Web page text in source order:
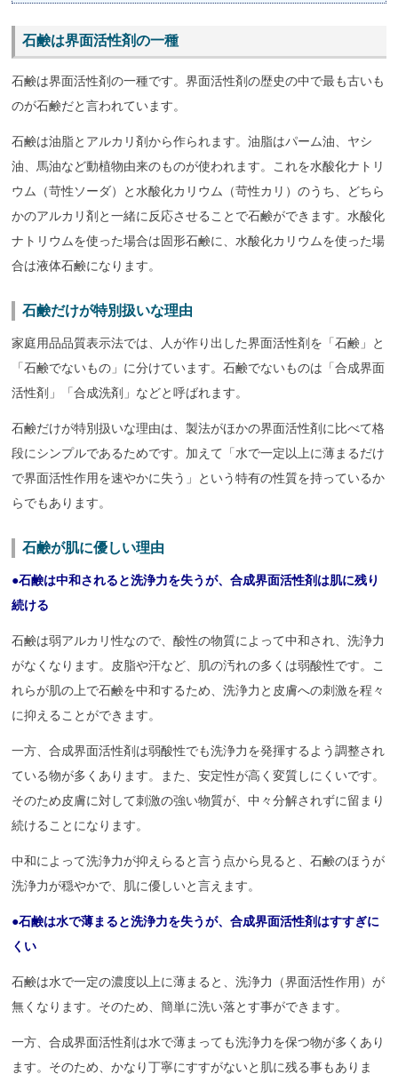
石鹸は界面活性剤の一種
石鹸は界面活性剤の一種です。界面活性剤の歴史の中で最も古いも
のが石鹸だと言われています。
石鹸は油脂とアルカリ剤から作られます。油脂はパーム油、ヤシ
油、馬油など動植物由来のものが使われます。これを水酸化ナトリ
ウム（苛性ソーダ）と水酸化カリウム（苛性カリ）のうち、どちら
かのアルカリ剤と一緒に反応させることで石鹸ができます。水酸化
ナトリウムを使った場合は固形石鹸に、水酸化カリウムを使った場
合は液体石鹸になります。
石鹸だけが特別扱いな理由
家庭用品品質表示法では、人が作り出した界面活性剤を「石鹸」と
「石鹸でないもの」に分けています。石鹸でないものは「合成界面
活性剤」「合成洗剤」などと呼ばれます。
石鹸だけが特別扱いな理由は、製法がほかの界面活性剤に比べて格
段にシンプルであるためです。加えて「水で一定以上に薄まるだけ
で界面活性作用を速やかに失う」という特有の性質を持っているか
らでもあります。
石鹸が肌に優しい理由
●石鹸は中和されると洗浄力を失うが、合成界面活性剤は肌に残り
続ける
石鹸は弱アルカリ性なので、酸性の物質によって中和され、洗浄力
がなくなります。皮脂や汗など、肌の汚れの多くは弱酸性です。こ
れらが肌の上で石鹸を中和するため、洗浄力と皮膚への刺激を程々
に抑えることができます。
一方、合成界面活性剤は弱酸性でも洗浄力を発揮するよう調整され
ている物が多くあります。また、安定性が高く変質しにくいです。
そのため皮膚に対して刺激の強い物質が、中々分解されずに留まり
続けることになります。
中和によって洗浄力が抑えらると言う点から見ると、石鹸のほうが
洗浄力が穏やかで、肌に優しいと言えます。
●石鹸は水で薄まると洗浄力を失うが、合成界面活性剤はすすぎに
くい
石鹸は水で一定の濃度以上に薄まると、洗浄力（界面活性作用）が
無くなります。そのため、簡単に洗い落とす事ができます。
一方、合成界面活性剤は水で薄まっても洗浄力を保つ物が多くあり
ます。そのため、かなり丁寧にすすがないと肌に残る事もありま